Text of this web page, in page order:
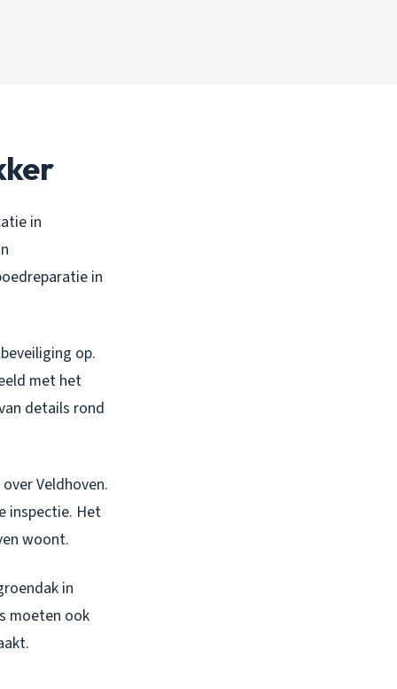
in
in
op.
met het
details rond
Veldhoven.
inspectie. Het
woont.
in
moeten ook